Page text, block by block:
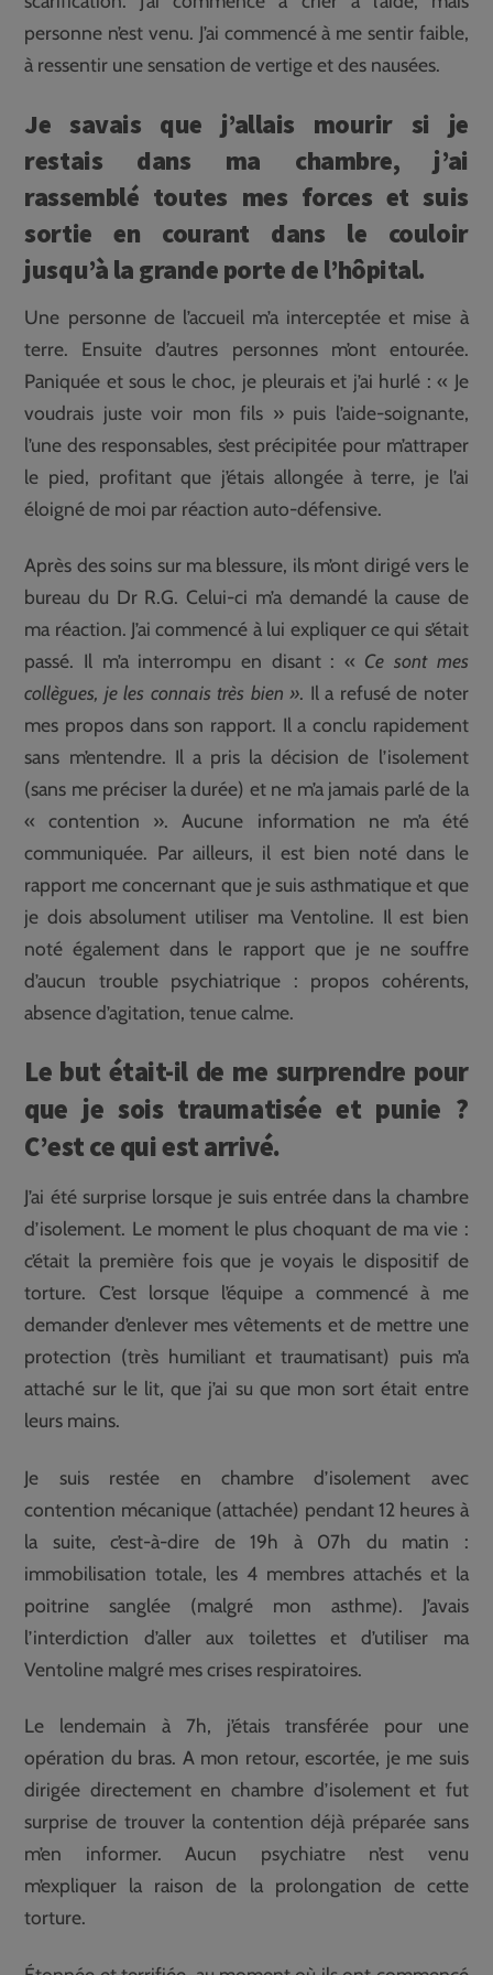
personne n’est venu. J’ai commencé à me sentir faible,
à ressentir une sensation de vertige et des nausées.
Je savais que j’allais mourir si je
restais dans ma chambre, j’ai
rassemblé toutes mes forces et suis
sortie en courant dans le couloir
jusqu’à la grande porte de l’hôpital.
Une personne de l’accueil m’a interceptée et mise à
terre. Ensuite d’autres personnes m’ont entourée.
Paniquée et sous le choc, je pleurais et j’ai hurlé : « Je
voudrais juste voir mon fils » puis l’aide-soignante,
l’une des responsables, s’est précipitée pour m’attraper
le pied, profitant que j’étais allongée à terre, je l’ai
éloigné de moi par réaction auto-défensive.
Après des soins sur ma blessure, ils m’ont dirigé vers le
bureau du Dr R.G. Celui-ci m’a demandé la cause de
ma réaction. J’ai commencé à lui expliquer ce qui s’était
passé. Il m’a interrompu en disant : « Ce sont mes
collègues, je les connais très bien ». Il a refusé de noter
mes propos dans son rapport. Il a conclu rapidement
sans m’entendre. Il a pris la décision de l’isolement
(sans me préciser la durée) et ne m’a jamais parlé de la
« contention ». Aucune information ne m’a été
communiquée. Par ailleurs, il est bien noté dans le
rapport me concernant que je suis asthmatique et que
je dois absolument utiliser ma Ventoline. Il est bien
noté également dans le rapport que je ne souffre
d’aucun trouble psychiatrique : propos cohérents,
absence d’agitation, tenue calme.
Le but était-il de me surprendre pour
que je sois traumatisée et punie ?
C’est ce qui est arrivé.
J’ai été surprise lorsque je suis entrée dans la chambre
d’isolement. Le moment le plus choquant de ma vie :
c’était la première fois que je voyais le dispositif de
torture. C’est lorsque l’équipe a commencé à me
demander d’enlever mes vêtements et de mettre une
protection (très humiliant et traumatisant) puis m’a
attaché sur le lit, que j’ai su que mon sort était entre
leurs mains.
Je suis restée en chambre d’isolement avec
contention mécanique (attachée) pendant 12 heures à
la suite, c’est-à-dire de 19h à 07h du matin :
immobilisation totale, les 4 membres attachés et la
poitrine sanglée (malgré mon asthme). J’avais
l’interdiction d’aller aux toilettes et d’utiliser ma
Ventoline malgré mes crises respiratoires.
Le lendemain à 7h, j’étais transférée pour une
opération du bras. A mon retour, escortée, je me suis
dirigée directement en chambre d’isolement et fut
surprise de trouver la contention déjà préparée sans
m’en informer. Aucun psychiatre n’est venu
m’expliquer la raison de la prolongation de cette
torture.